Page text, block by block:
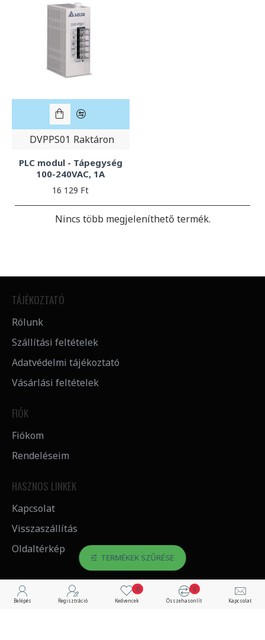
DVPPS01 Raktáron
PLC modul - Tápegység
100-240VAC, 1A
16 129 Ft
Nincs több megjeleníthető termék.
TÁJÉKOZTATÓ
Rólunk
Szállítási feltételek
Adatvédelmi tájékoztató
Vásárlási feltételek
FIÓK
Fiókom
Rendeléseim
HASZNOS LINKEK
Kapcsolat
Visszaszállítás
Oldaltérkép
©Copyright 2023. Aluprofilbolt Webáruház – Minden jog fenntartva! | Készítette: RS3 Informatika Kft.
Belépés Regisztráció Kedvencek
0
Összehasonlít
0
Kapcsolat
TERMÉKEK SZŰRÉSE